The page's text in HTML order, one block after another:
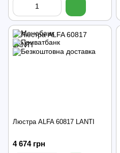
Люстра ALFA 60817 LANTI
4 674 грн